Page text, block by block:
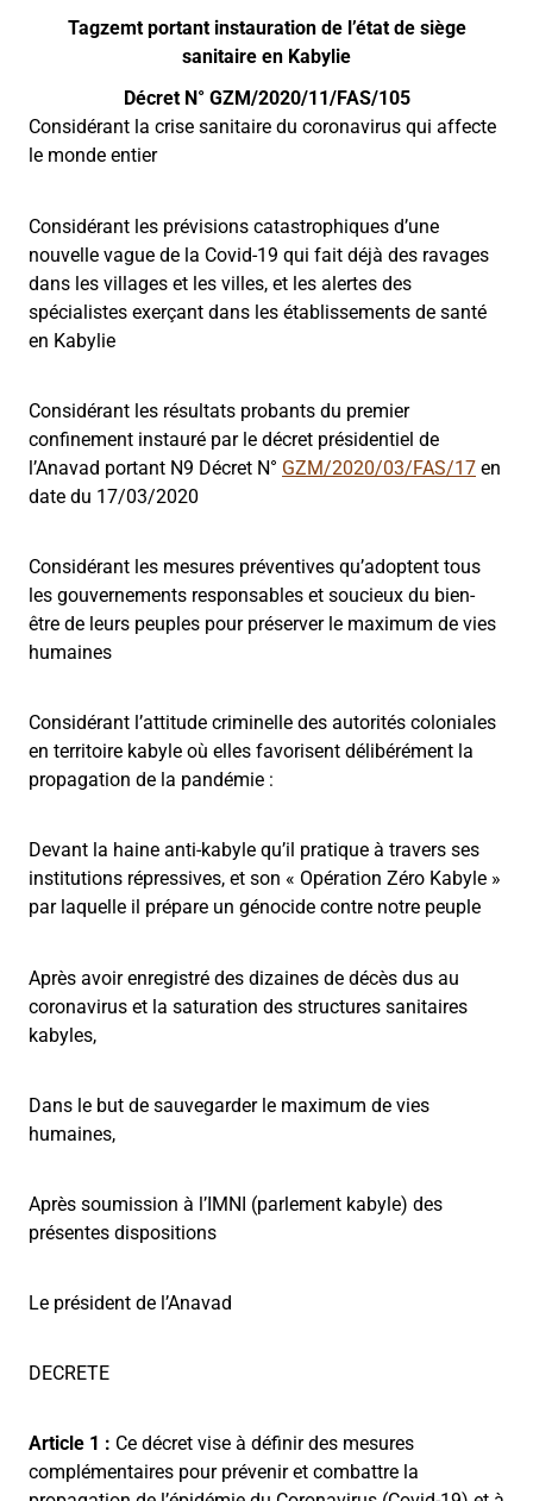
Tagzemt portant instauration de l’état de siège
sanitaire en Kabylie
Décret N° GZM/2020/11/FAS/105
Considérant la crise sanitaire du coronavirus qui affecte
le monde entier
Considérant les prévisions catastrophiques d’une
nouvelle vague de la Covid-19 qui fait déjà des ravages
dans les villages et les villes, et les alertes des
spécialistes exerçant dans les établissements de santé
en Kabylie
Considérant les résultats probants du premier
confinement instauré par le décret présidentiel de
l’Anavad portant N9 Décret N° GZM/2020/03/FAS/17 en
date du 17/03/2020
Considérant les mesures préventives qu’adoptent tous
les gouvernements responsables et soucieux du bien-
être de leurs peuples pour préserver le maximum de vies
humaines
Considérant l’attitude criminelle des autorités coloniales
en territoire kabyle où elles favorisent délibérément la
propagation de la pandémie :
Devant la haine anti-kabyle qu’il pratique à travers ses
institutions répressives, et son « Opération Zéro Kabyle »
par laquelle il prépare un génocide contre notre peuple
Après avoir enregistré des dizaines de décès dus au
coronavirus et la saturation des structures sanitaires
kabyles,
Dans le but de sauvegarder le maximum de vies
humaines,
Après soumission à l’IMNI (parlement kabyle) des
présentes dispositions
Le président de l’Anavad
DECRETE
Article 1 : Ce décret vise à définir des mesures
complémentaires pour prévenir et combattre la